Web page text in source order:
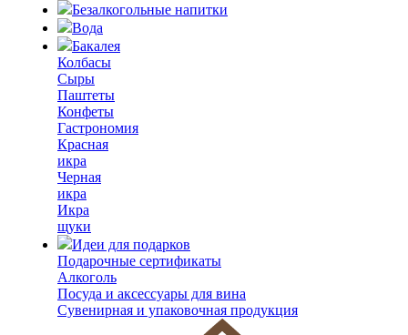
Безалкогольные напитки
Вода
Бакалея
Колбасы
Сыры
Паштеты
Конфеты
Гастрономия
Красная
икра
Черная
икра
Икра
щуки
Идеи для подарков
Подарочные сертификаты
Алкоголь
Посуда и аксессуары для вина
Сувенирная и упаковочная продукция